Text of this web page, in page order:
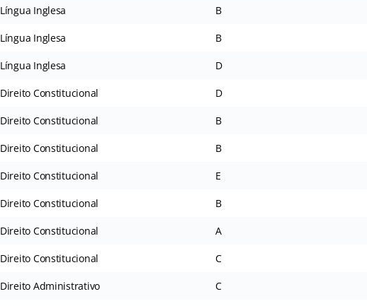
Língua Inglesa B
Língua Inglesa B
Língua Inglesa D
Direito Constitucional D
Direito Constitucional B
Direito Constitucional B
Direito Constitucional E
Direito Constitucional B
Direito Constitucional A
Direito Constitucional C
Direito Administrativo C